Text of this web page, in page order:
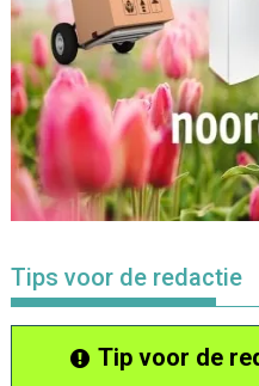
Tips voor de redactie
Tip voor de